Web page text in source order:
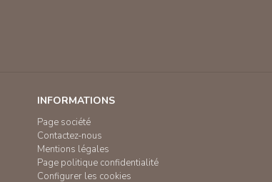
INFORMATIONS
Page société
Contactez-nous
Mentions légales
Page politique confidentialité
Configurer les cookies